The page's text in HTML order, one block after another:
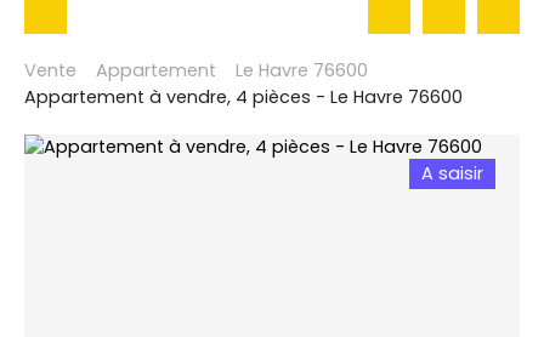
Vente Appartement
Le Havre 76600
Appartement à vendre, 4 pièces - Le Havre 76600
A saisir